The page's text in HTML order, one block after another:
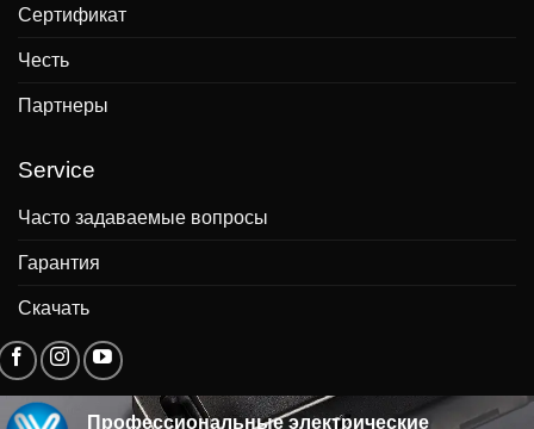
Сертификат
Честь
Партнеры
Service
Часто задаваемые вопросы
Гарантия
Скачать
Профессиональные электрические